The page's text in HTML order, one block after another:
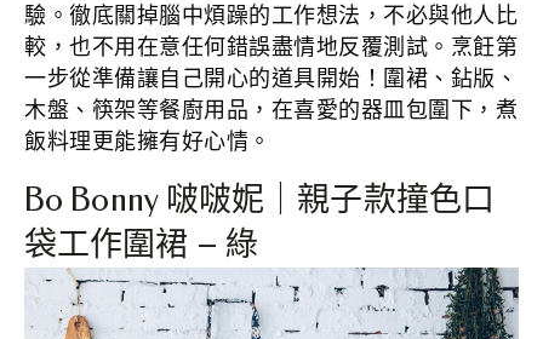
驗。徹底關掉腦中煩躁的工作想法，不必與他人比
較，也不用在意任何錯誤盡情地反覆測試。烹飪第
一步從準備讓自己開心的道具開始！圍裙、鉆版、
木盤、筷架等餐廚用品，在喜愛的器皿包圍下，煮
飯料理更能擁有好心情。
Bo Bonny 啵啵妮｜親子款撞色口
袋工作圍裙 – 綠